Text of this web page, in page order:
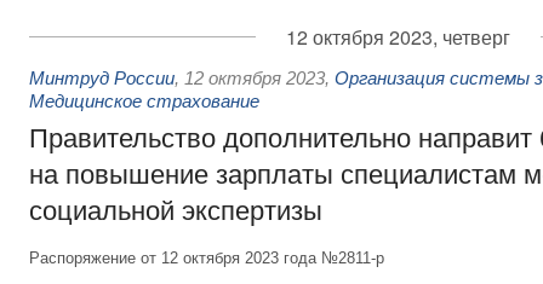
12 октября 2023, четверг
Минтруд России, 12 октября 2023, Организация системы
Медицинское страхование
Правительство дополнительно
на повышение зарплаты специалистам
социальной экспертизы
Распоряжение от 12 октября 2023 года №2811-р